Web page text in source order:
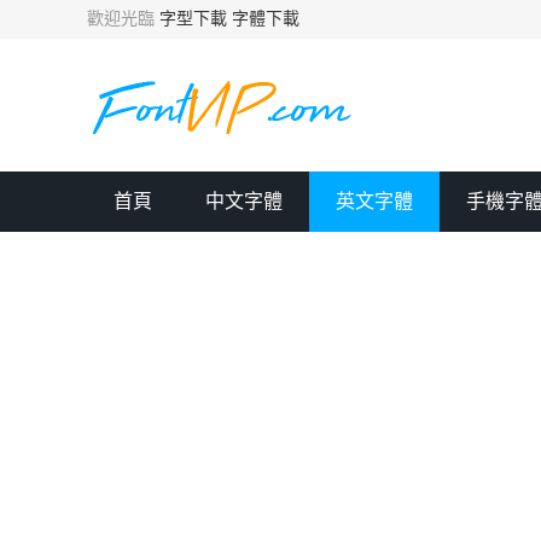
歡迎光臨 字型下載 字體下載
首頁 中文字體 英文字體 手機字